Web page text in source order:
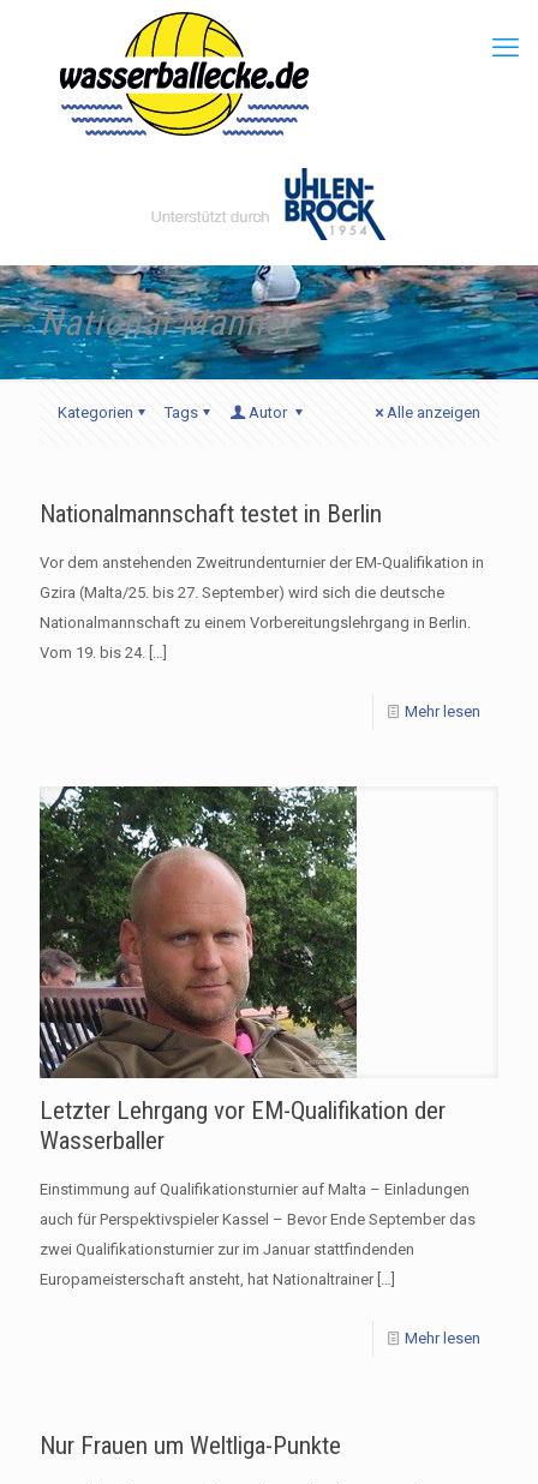
National Männer
Kategorien Tags Autor Alle anzeigen
Nationalmannschaft testet in Berlin
Vor dem anstehenden Zweitrundenturnier der EM-Qualifikation in
Gzira (Malta/25. bis 27. September) wird sich die deutsche
Nationalmannschaft zu einem Vorbereitungslehrgang in Berlin.
Vom 19. bis 24. […]
Mehr lesen
Letzter Lehrgang vor EM-Qualifikation der
Wasserballer
Einstimmung auf Qualifikationsturnier auf Malta – Einladungen
auch für Perspektivspieler Kassel – Bevor Ende September das
zwei Qualifikationsturnier zur im Januar stattfindenden
Europameisterschaft ansteht, hat Nationaltrainer[…]
Mehr lesen
Nur Frauen um Weltliga-Punkte